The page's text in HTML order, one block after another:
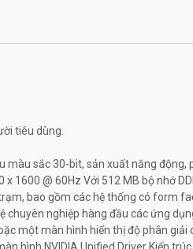
tiêu dùng.
sắc 30-bit, sản xuất năng
1600 @ 60Hz Với 512 MB bộ nhớ
bao gồm các hệ thống có form
nghiệp hàng đầu các ứng
một màn hình hiển thị độ phân